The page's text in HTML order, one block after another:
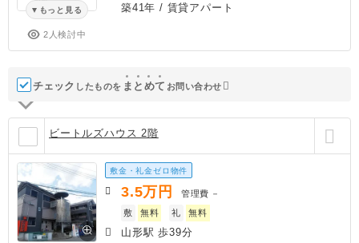
もっと見る
2人検討中
築41年 / 賃貸アパート
チェック したものを ま と めて お問い合わせ
ビートルズハウス 2階
敷金・礼金ゼロ物件
3.5万円 管理費 －
敷
無料 礼 無料
山形駅 歩39分